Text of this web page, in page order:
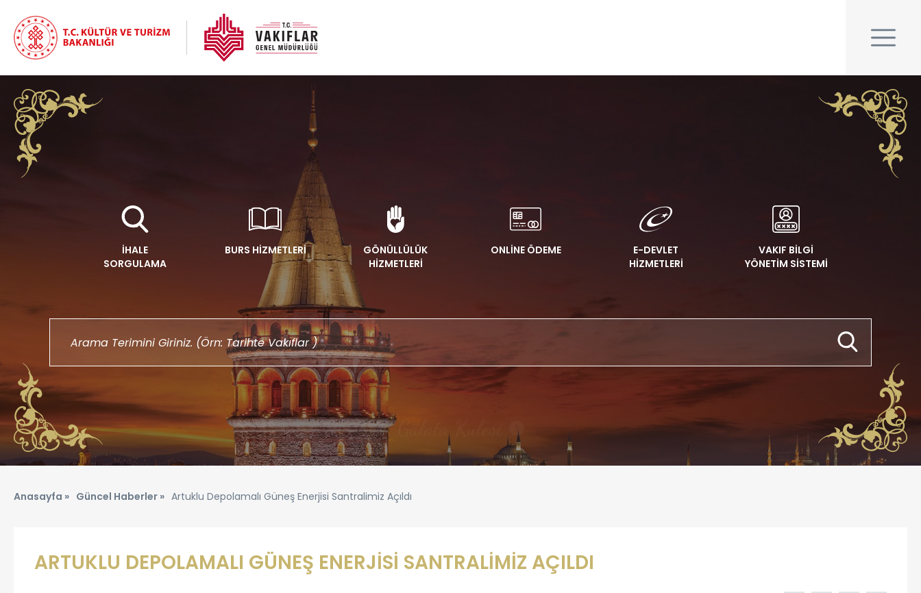
İHALE
SORGULAMA
BURS HİZMETLERİ
GÖNÜLLÜLÜK
HİZMETLERİ
ONLİNE ÖDEME
E-DEVLET
HİZMETLERİ
VAKIF BİLGİ
YÖNETİM SİSTEMİ
Anasayfa » Güncel Haberler » Artuklu Depolamalı Güneş Enerjisi Santralimiz Açıldı
ARTUKLU DEPOLAMALI GÜNEŞ ENERJİSİ SANTRALİMİZ AÇILDI